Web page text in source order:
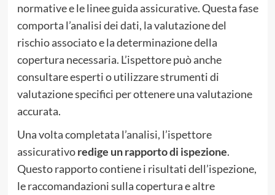
normative e le linee guida assicurative. Questa fase
comporta l’analisi dei dati, la valutazione del
rischio associato e la determinazione della
copertura necessaria. L’ispettore può anche
consultare esperti o utilizzare strumenti di
valutazione specifici per ottenere una valutazione
accurata.
Una volta completata l’analisi, l’ispettore
assicurativoredige un rapporto di ispezione.
Questo rapporto contiene i risultati dell’ispezione,
le raccomandazioni sulla copertura e altre